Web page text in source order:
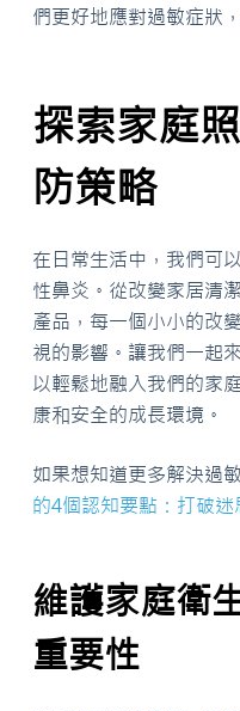
們更好地應對過敏症狀
探索家庭
防策略
在日常生活中，我們可
性鼻炎。從改變家居清
產品，每一個小小的改
視的影響。讓我們一起
以輕鬆地融入我們的家
康和安全的成長環境。
如果想知道更多解決過
的4個認知要點：打破
維護家庭衛
重要性